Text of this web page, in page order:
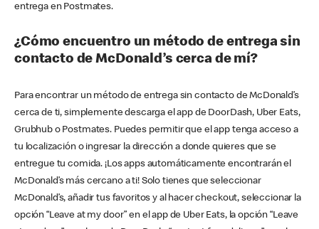
entrega en Postmates.
¿Cómo encuentro un método de entrega sin
contacto de McDonald’s cerca de mí?
Para encontrar un método de entrega sin contacto de McDonald’s
cerca de ti, simplemente descarga el app de DoorDash, Uber Eats,
Grubhub o Postmates. Puedes permitir que el app tenga acceso a
tu localización o ingresar la dirección a donde quieres que se
entregue tu comida. ¡Los apps automáticamente encontrarán el
McDonald’s más cercano a ti! Solo tienes que seleccionar
McDonald’s, añadir tus favoritos y al hacer checkout, seleccionar la
opción “Leave at my door” en el app de Uber Eats, la opción “Leave